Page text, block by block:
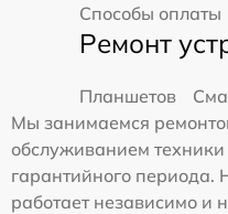
Способы оплаты
Ремонт
Планшетов
Мы занимаемся
обслуживанием
гарантийного периода.
работает независимо и